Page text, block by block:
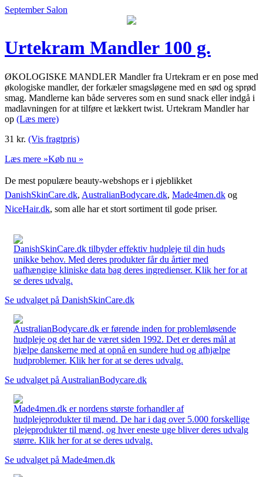
September Salon
Urtekram Mandler 100 g.
ØKOLOGISKE MANDLER Mandler fra Urtekram er en pose med
økologiske mandler, der forkæler smagsløgene med en sød og sprød
smag. Mandlerne kan både serveres som en sund snack eller indgå i
madlavningen for at tilføre et lækkert twist. Urtekram Mandler har
op (Læs mere)
31 kr. (Vis fragtpris)
Læs mere »Køb nu »
De mest populære beauty-webshops er i øjeblikket
DanishSkinCare.dk, AustralianBodycare.dk, Made4men.dk og
NiceHair.dk, som alle har et stort sortiment til gode priser.
DanishSkinCare.dk tilbyder effektiv hudpleje til din huds
unikke behov. Med deres produkter får du årtier med
uafhængige kliniske data bag deres ingredienser. Klik her for at
se deres udvalg.
Se udvalget på DanishSkinCare.dk
AustralianBodycare.dk er førende inden for problemløsende
hudpleje og det har de været siden 1992. Det er deres mål at
hjælpe danskerne med at opnå en sundere hud og afhjælpe
hudproblemer. Klik her for at se deres udvalg.
Se udvalget på AustralianBodycare.dk
Made4men.dk er nordens største forhandler af
hudplejeprodukter til mænd. De har i dag over 5.000 forskellige
plejeprodukter til mænd, og hver eneste uge bliver deres udvalg
større. Klik her for at se deres udvalg.
Se udvalget på Made4men.dk